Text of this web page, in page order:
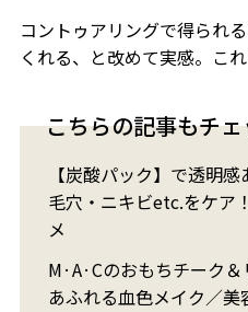
コントゥアリングで得られ
くれる、と改めて実感。こ
こちらの記事もチ
【炭酸パック】で透明
毛穴・ニキビetc.をケア
メ
M·A·Cのおもちチーク
あふれる血色メイク／美